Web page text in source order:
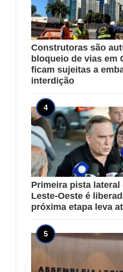
Construtoras são
bloqueio de vias em
ficam sujeitas a
interdição
Primeira pista
Leste-Oeste é
próxima etapa leva